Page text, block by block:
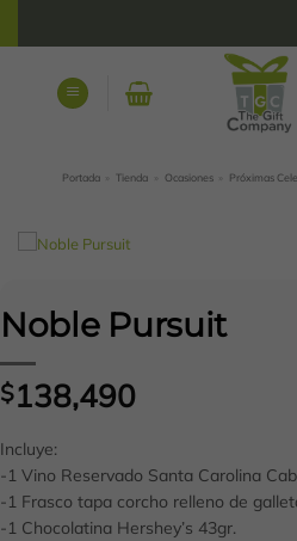
Portada Tienda Ocasiones Próximas
Noble Pursuit
$138,490
Incluye:
-1 Vino Reservado Santa Carolina
-1 Frasco tapa corcho relleno de
-1 Chocolatina Hershey’s 43gr.